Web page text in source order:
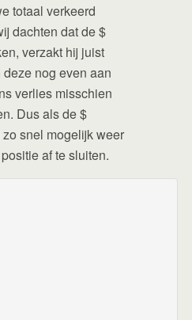
totaal verkeerd
dachten dat de $
verzakt hij juist
nog even aan
verlies misschien
Dus als de $
snel mogelijk weer
af te sluiten.